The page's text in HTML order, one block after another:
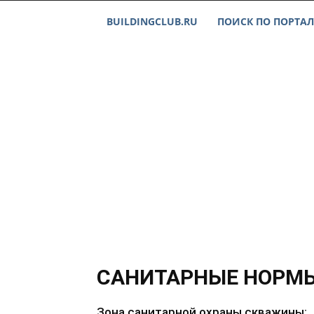
BUILDINGCLUB.RU ПОИСК ПО
САНИТАРНЫЕ